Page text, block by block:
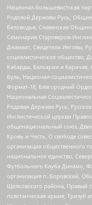
Национал-большевистская
Родовой Державы Русь,
Беловодья, Славянская
Семинария Староверов-
Джамаат, Свидетели Иеговы,
социалистическое общество,
Кабарды, Балкарии и
Буль, Национал-
Формат-18, Благородный
Национальная
Родовая Держава Русь,
Инглистической церкви
общенациональный союз,
Кровь и Честь, О свободе
организация общественного
национальное единство,
Футбольного Клуба Динамо,
организация п. Боровский,
Щелковского района, Правый
повстанческая армия, Тризуб